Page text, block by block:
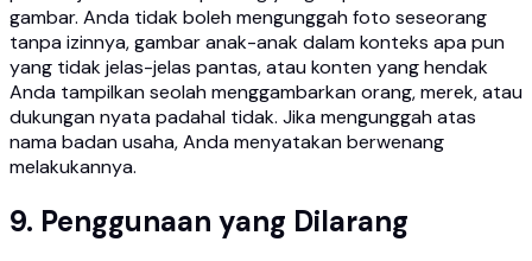
gambar. Anda tidak boleh mengunggah foto seseorang
tanpa izinnya, gambar anak-anak dalam konteks apa pun
yang tidak jelas-jelas pantas, atau konten yang hendak
Anda tampilkan seolah menggambarkan orang, merek, atau
dukungan nyata padahal tidak. Jika mengunggah atas
nama badan usaha, Anda menyatakan berwenang
melakukannya.
9. Penggunaan yang Dilarang